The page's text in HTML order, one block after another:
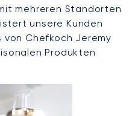
mehreren Standorten
unsere Kunden
Chefkoch Jeremy
Produkten